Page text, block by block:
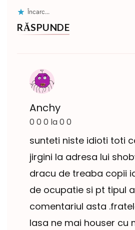
Încarc...
RĂSPUNDE
Anchy
0 0 0 la 0 0
sunteti niste idioti toti
jirgini la adresa lui
dracu de treaba copii
de ocupatie si pt tipul
comentariul asta
lasa ne mai houser cu